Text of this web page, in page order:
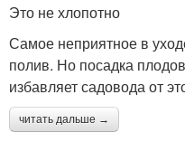
Это не хлопотно
Самое неприятное в
полив. Но посадка
избавляет садовода от
читать дальше →